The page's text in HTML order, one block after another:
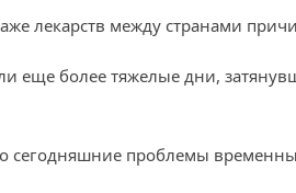
лекарств между странами
еще более тяжелые дни,
сегодняшние проблемы